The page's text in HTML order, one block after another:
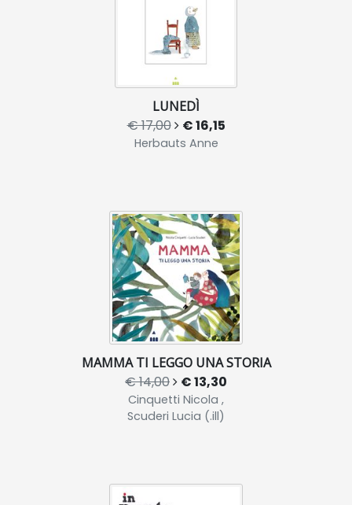
LUNEDÌ
€ 17,00 € 16,15
Herbauts Anne
MAMMA TI LEGGO UNA STORIA
€ 14,00 € 13,30
Cinquetti Nicola ,
Scuderi Lucia (.ill)